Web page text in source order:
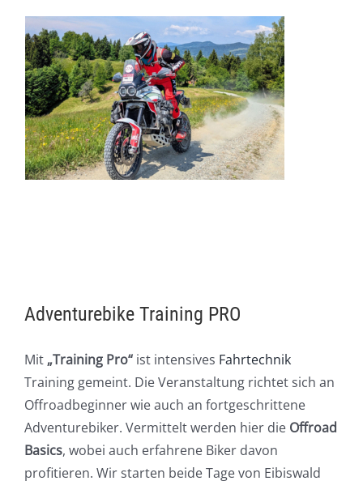
Adventurebike Training PRO
Mit „Training Pro“ ist intensives Fahrtechnik
Training gemeint. Die Veranstaltung richtet sich an
Offroadbeginner wie auch an fortgeschrittene
Adventurebiker. Vermittelt werden hier die Offroad
Basics, wobei auch erfahrene Biker davon
profitieren. Wir starten beide Tage von Eibiswald